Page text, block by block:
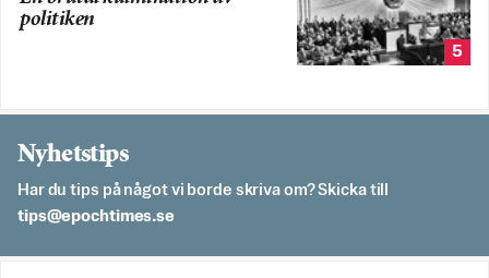
politiken
5
Nyhetstips
Har du tips på något vi borde skriva om? Skicka till
es.semithcope@spit